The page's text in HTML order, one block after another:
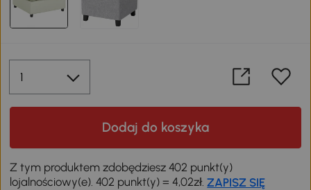
Dodaj do koszyka
Z tym produktem zdobędziesz 402 punkt(y)
lojalnościowy(e). 402 punkt(y) = 4,02zł.ZAPISZ SIĘ